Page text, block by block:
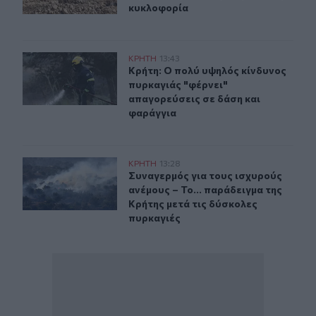
κυκλοφορία
Κρήτη: Ο πολύ υψηλός κίνδυνος πυρκαγιάς "φέρνει"
ΚΡΗΤΗ 13:43
Κρήτη: Ο πολύ υψηλός κίνδυνος
Κρήτη: Ο πολύ υψηλός κίνδυνος
πυρκαγιάς "φέρνει"
απαγορεύσεις σε δάση και
φαράγγια
Συναγερμός για τους ισχυρούς ανέμους – Το...
ΚΡΗΤΗ 13:28
Συναγερμός για τους ισχυρούς
Συναγερμός για τους ισχυρούς
ανέμους – Το... παράδειγμα της
Κρήτης μετά τις δύσκολες
πυρκαγιές